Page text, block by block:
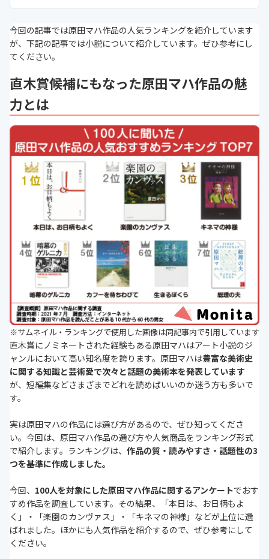
まとめ
次に読むべき小説の関連記事はこちら
今回の記事では原田マハ作品の人気ランキングを紹介しています
が、下記の記事では小説について紹介しています。ぜひ参考にし
てください。
直木賞候補にもなった原田マハ作品の魅
力とは
※サムネイル・ランキングで使用した画像は同記事内で引用しています
直木賞にノミネートされた経験もある原田マハはアート小説のジ
ャンルにおいて高い知名度を誇ります。原田マハは豊富な美術史
に関する知識と芸術愛で次々と話題の美術本を発表しています
が、短編集などさまざまでどれを読めばいいのか迷う方も多いで
す。
実は原田マハの作品には選び方があるので、ぜひ知ってくださ
い。今回は、原田マハ作品の選び方や人気商品をランキング形式
で紹介します。ランキングは、 作品の質・読みやすさ・話題性の3
つを基準に作成しました。
今回、 100人を対象にした原田マハ作品に関するアンケートでおす
すめ作品を調査しています。その結果、「本日は、お日柄もよ
く」・「楽園のカンヴァス」・「キネマの神様」などが上位に選
ばれました。 ほかにも人気作品を紹介するので、ぜひ参考にして
ください。